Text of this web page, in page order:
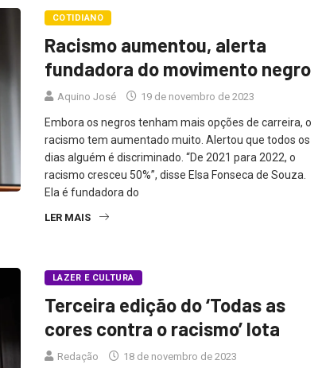
COTIDIANO
Racismo aumentou, alerta
fundadora do movimento negro
Aquino José 19 de novembro de 2023
Embora os negros tenham mais opções de carreira, o
racismo tem aumentado muito. Alertou que todos os
dias alguém é discriminado. “De 2021 para 2022, o
racismo cresceu 50%”, disse Elsa Fonseca de Souza.
Ela é fundadora do
LER MAIS
LAZER E CULTURA
Terceira edição do ‘Todas as
cores contra o racismo’ lota
Redação 18 de novembro de 2023